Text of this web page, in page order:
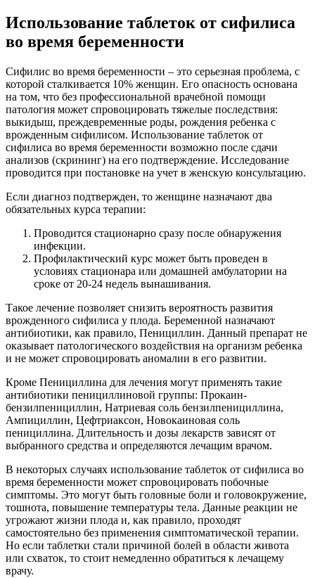
Использование таблеток от сифилиса
во время беременности
Сифилис во время беременности – это серьезная проблема, с
которой сталкивается 10% женщин. Его опасность основана
на том, что без профессиональной врачебной помощи
патология может спровоцировать тяжелые последствия:
выкидыш, преждевременные роды, рождения ребенка с
врожденным сифилисом. Использование таблеток от
сифилиса во время беременности возможно после сдачи
анализов (скрининг) на его подтверждение. Исследование
проводится при постановке на учет в женскую консультацию.
Если диагноз подтвержден, то женщине назначают два
обязательных курса терапии:
Проводится стационарно сразу после обнаружения
инфекции.
Профилактический курс может быть проведен в
условиях стационара или домашней амбулатории на
сроке от 20-24 недель вынашивания.
Такое лечение позволяет снизить вероятность развития
врожденного сифилиса у плода. Беременной назначают
антибиотики, как правило, Пенициллин. Данный препарат не
оказывает патологического воздействия на организм ребенка
и не может спровоцировать аномалии в его развитии.
Кроме Пенициллина для лечения могут применять такие
антибиотики пенициллиновой группы: Прокаин-
бензилпенициллин, Натриевая соль бензилпенициллина,
Ампициллин, Цефтриаксон, Новокаиновая соль
пенициллина. Длительность и дозы лекарств зависят от
выбранного средства и определяются лечащим врачом.
В некоторых случаях использование таблеток от сифилиса во
время беременности может спровоцировать побочные
симптомы. Это могут быть головные боли и головокружение,
тошнота, повышение температуры тела. Данные реакции не
угрожают жизни плода и, как правило, проходят
самостоятельно без применения симптоматической терапии.
Но если таблетки стали причиной болей в области живота
или схваток, то стоит немедленно обратиться к лечащему
врачу.